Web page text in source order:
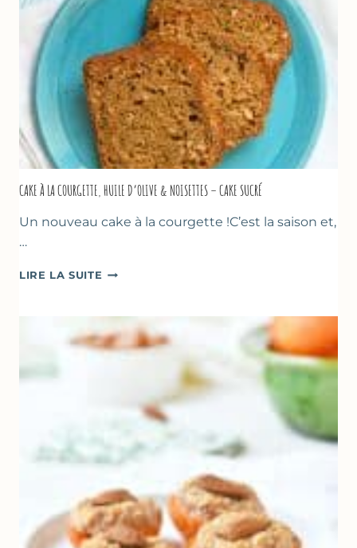
CAKE À LA COURGETTE, HUILE D’OLIVE & NOISETTES – CAKE SUCRÉ
Un nouveau cake à la courgette !C’est la saison et,
…
LIRE LA SUITE CAKE
COURGETTE,
HUILE
D’OLIVE